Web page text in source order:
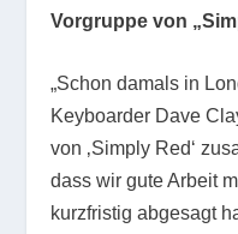
Vorgruppe von
„Schon damals in
Keyboarder Dave
von ‚Simply Red‘
dass wir gute Arbeit
kurzfristig abgesagt